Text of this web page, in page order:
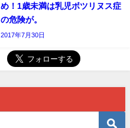
め！1歳未満は乳児ボツリヌス症
の危険が。
2017年7月30日